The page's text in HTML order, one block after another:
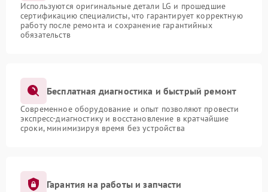
Используются оригинальные детали LG и прошедшие
сертификацию специалисты, что гарантирует корректную
работу после ремонта и сохранение гарантийных
обязательств
Бесплатная диагностика и быстрый ремонт
Современное оборудование и опыт позволяют провести
экспресс-диагностику и восстановление в кратчайшие
сроки, минимизируя время без устройства
Гарантия на работы и запчасти